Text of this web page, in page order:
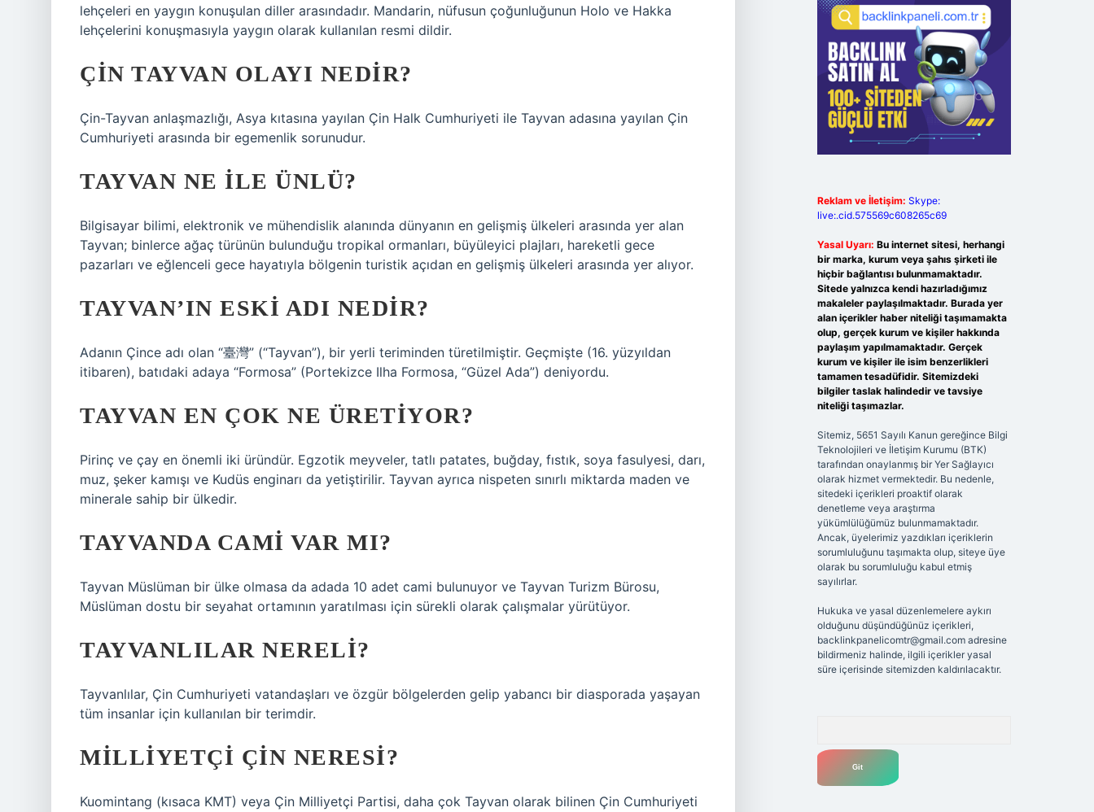
lehçeleri en yaygın konuşulan diller arasındadır. Mandarin, nüfusun çoğunluğunun Holo ve Hakka
lehçelerini konuşmasıyla yaygın olarak kullanılan resmi dildir.
ÇIN TAYVAN OLAYI NEDIR?
Çin-Tayvan anlaşmazlığı, Asya kıtasına yayılan Çin Halk Cumhuriyeti ile Tayvan adasına yayılan Çin
Cumhuriyeti arasında bir egemenlik sorunudur.
TAYVAN NE ILE ÜNLÜ?
Bilgisayar bilimi, elektronik ve mühendislik alanında dünyanın en gelişmiş ülkeleri arasında yer alan
Tayvan; binlerce ağaç türünün bulunduğu tropikal ormanları, büyüleyici plajları, hareketli gece
pazarları ve eğlenceli gece hayatıyla bölgenin turistik açıdan en gelişmiş ülkeleri arasında yer alıyor.
TAYVAN’IN ESKI ADI NEDIR?
Adanın Çince adı olan “臺灣” (“Tayvan”), bir yerli teriminden türetilmiştir. Geçmişte (16. yüzyıldan
itibaren), batıdaki adaya “Formosa” (Portekizce Ilha Formosa, “Güzel Ada”) deniyordu.
TAYVAN EN ÇOK NE ÜRETIYOR?
Pirinç ve çay en önemli iki üründür. Egzotik meyveler, tatlı patates, buğday, fıstık, soya fasulyesi, darı,
muz, şeker kamışı ve Kudüs enginarı da yetiştirilir. Tayvan ayrıca nispeten sınırlı miktarda maden ve
minerale sahip bir ülkedir.
TAYVANDA CAMI VAR MI?
Tayvan Müslüman bir ülke olmasa da adada 10 adet cami bulunuyor ve Tayvan Turizm Bürosu,
Müslüman dostu bir seyahat ortamının yaratılması için sürekli olarak çalışmalar yürütüyor.
TAYVANLILAR NERELI?
Tayvanlılar, Çin Cumhuriyeti vatandaşları ve özgür bölgelerden gelip yabancı bir diasporada yaşayan
tüm insanlar için kullanılan bir terimdir.
MILLIYETÇI ÇIN NERESI?
Kuomintang (kısaca KMT) veya Çin Milliyetçi Partisi, daha çok Tayvan olarak bilinen Çin Cumhuriyeti
Reklam ve İletişim: Skype:
live:.cid.575569c608265c69
Yasal Uyarı: Bu internet sitesi, herhangi
bir marka, kurum veya şahıs şirketi ile
hiçbir bağlantısı bulunmamaktadır.
Sitede yalnızca kendi hazırladığımız
makaleler paylaşılmaktadır. Burada yer
alan içerikler haber niteliği taşımamakta
olup, gerçek kurum ve kişiler hakkında
paylaşım yapılmamaktadır. Gerçek
kurum ve kişiler ile isim benzerlikleri
tamamen tesadüfidir. Sitemizdeki
bilgiler taslak halindedir ve tavsiye
niteliği taşımazlar.
Sitemiz, 5651 Sayılı Kanun gereğince Bilgi
Teknolojileri ve İletişim Kurumu (BTK)
tarafından onaylanmış bir Yer Sağlayıcı
olarak hizmet vermektedir. Bu nedenle,
sitedeki içerikleri proaktif olarak
denetleme veya araştırma
yükümlülüğümüz bulunmamaktadır.
Ancak, üyelerimiz yazdıkları içeriklerin
sorumluluğunu taşımakta olup, siteye üye
olarak bu sorumluluğu kabul etmiş
sayılırlar.
Hukuka ve yasal düzenlemelere aykırı
olduğunu düşündüğünüz içerikleri,
backlinkpanelicomtr@gmail.comadresine
bildirmeniz halinde, ilgili içerikler yasal
süre içerisinde sitemizden kaldırılacaktır.